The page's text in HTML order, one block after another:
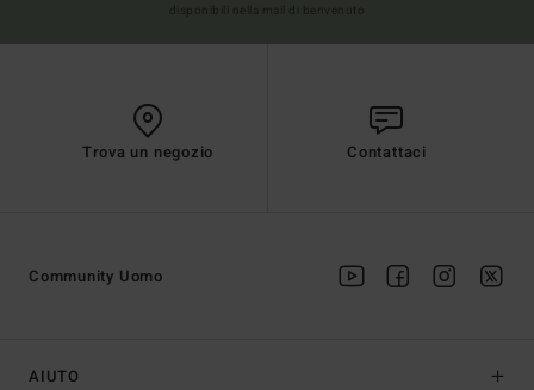
Trova un negozio Contattaci
AIUTO
Community Uomo